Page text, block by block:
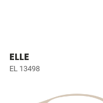
ELLE
EL 13498